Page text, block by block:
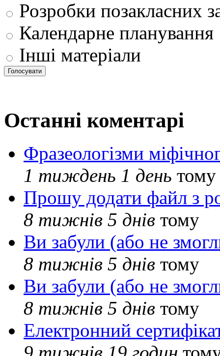
Розробки позакласних
Календарне планування
Інші матеріали
Останні коментарі
Фразеологізми
1 тиждень 1 день тому
Прошу додати файл з
8 тижнів 5 днів тому
Ви забули (або не
8 тижнів 5 днів тому
Ви забули (або не
8 тижнів 5 днів тому
Електронний